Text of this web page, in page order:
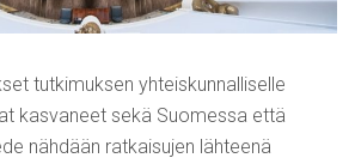
tutkimuksen yhteiskunnalliselle
kasvaneet sekä Suomessa että
nähdään ratkaisujen lähteenä